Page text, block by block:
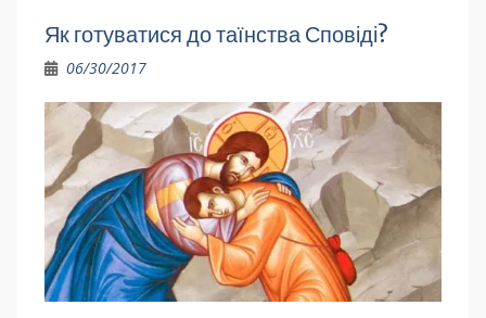
Як готуватися до таїнства Сповіді?
06/30/2017